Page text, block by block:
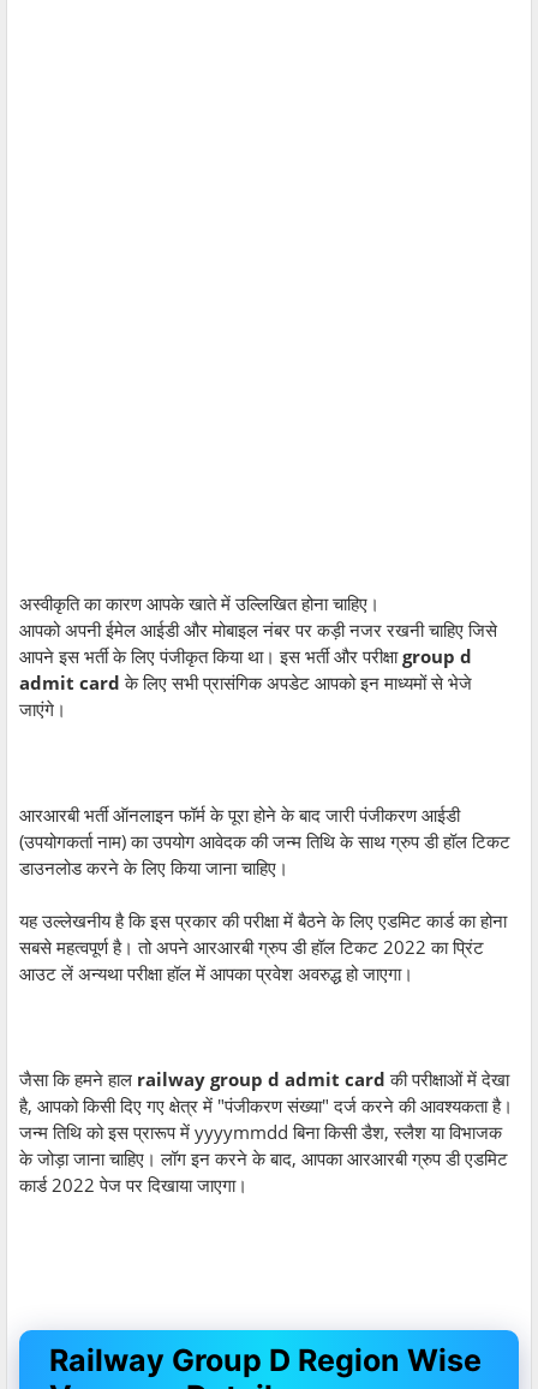
अस्वीकृति का कारण आपके खाते में उल्लिखित होना चाहिए।
आपको अपनी ईमेल आईडी और मोबाइल नंबर पर कड़ी नजर रखनी चाहिए जिसे
आपने इस भर्ती के लिए पंजीकृत किया था। इस भर्ती और परीक्षाgroup d
admit card के लिए सभी प्रासंगिक अपडेट आपको इन माध्यमों से भेजे
जाएंगे।
आरआरबी भर्ती ऑनलाइन फॉर्म के पूरा होने के बाद जारी पंजीकरण आईडी
(उपयोगकर्ता नाम) का उपयोग आवेदक की जन्म तिथि के साथ ग्रुप डी हॉल टिकट
डाउनलोड करने के लिए किया जाना चाहिए।
यह उल्लेखनीय है कि इस प्रकार की परीक्षा में बैठने के लिए एडमिट कार्ड का होना
सबसे महत्वपूर्ण है। तो अपने आरआरबी ग्रुप डी हॉल टिकट 2022 का प्रिंट
आउट लें अन्यथा परीक्षा हॉल में आपका प्रवेश अवरुद्ध हो जाएगा।
जैसा कि हमने हाल railway group d admit card की परीक्षाओं में देखा
है, आपको किसी दिए गए क्षेत्र में "पंजीकरण संख्या" दर्ज करने की आवश्यकता है।
जन्म तिथि को इस प्रारूप में yyyymmdd बिना किसी डैश, स्लैश या विभाजक
के जोड़ा जाना चाहिए। लॉग इन करने के बाद, आपका आरआरबी ग्रुप डी एडमिट
कार्ड 2022 पेज पर दिखाया जाएगा।
Railway Group D Region Wise